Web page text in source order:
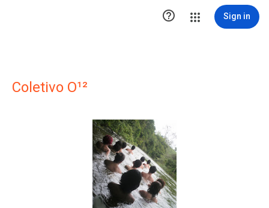
 Sign in
Coletivo O¹²